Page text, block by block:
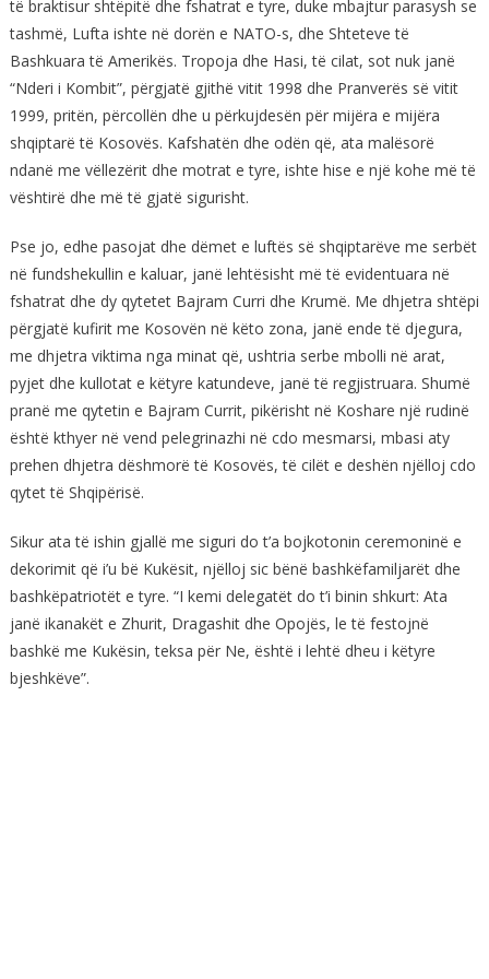
të braktisur shtëpitë dhe fshatrat e tyre, duke mbajtur parasysh se
tashmë, Lufta ishte në dorën e NATO-s, dhe Shteteve të
Bashkuara të Amerikës. Tropoja dhe Hasi, të cilat, sot nuk janë
“Nderi i Kombit”, përgjatë gjithë vitit 1998 dhe Pranverës së vitit
1999, pritën, përcollën dhe u përkujdesën për mijëra e mijëra
shqiptarë të Kosovës. Kafshatën dhe odën që, ata malësorë
ndanë me vëllezërit dhe motrat e tyre, ishte hise e një kohe më të
vështirë dhe më të gjatë sigurisht.
Pse jo, edhe pasojat dhe dëmet e luftës së shqiptarëve me serbët
në fundshekullin e kaluar, janë lehtësisht më të evidentuara në
fshatrat dhe dy qytetet Bajram Curri dhe Krumë. Me dhjetra shtëpi
përgjatë kufirit me Kosovën në këto zona, janë ende të djegura,
me dhjetra viktima nga minat që, ushtria serbe mbolli në arat,
pyjet dhe kullotat e këtyre katundeve, janë të regjistruara. Shumë
pranë me qytetin e Bajram Currit, pikërisht në Koshare një rudinë
është kthyer në vend pelegrinazhi në cdo mesmarsi, mbasi aty
prehen dhjetra dëshmorë të Kosovës, të cilët e deshën njëlloj cdo
qytet të Shqipërisë.
Sikur ata të ishin gjallë me siguri do t’a bojkotonin ceremoninë e
dekorimit që i’u bë Kukësit, njëlloj sic bënë bashkëfamiljarët dhe
bashkëpatriotët e tyre. “I kemi delegatët do t’i binin shkurt: Ata
janë ikanakët e Zhurit, Dragashit dhe Opojës, le të festojnë
bashkë me Kukësin, teksa për Ne, është i lehtë dheu i këtyre
bjeshkëve”.